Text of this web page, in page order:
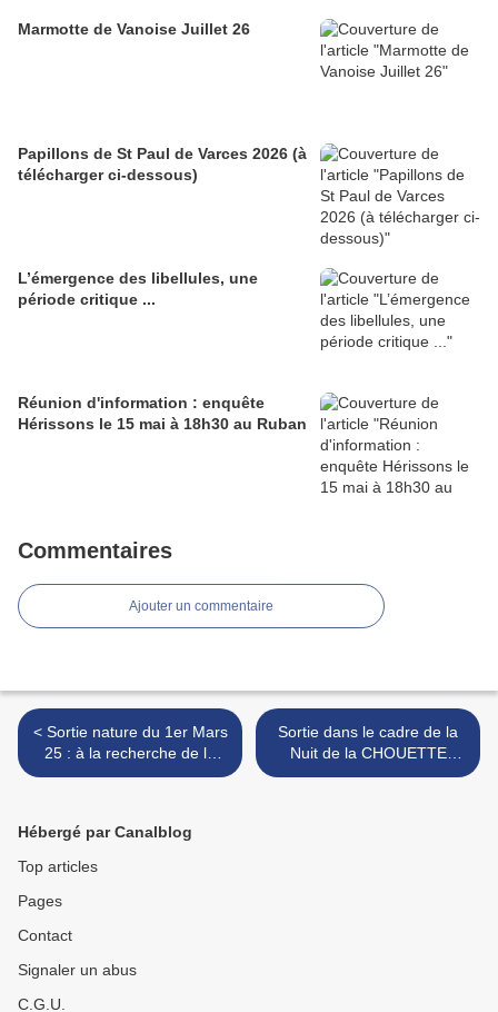
Marmotte de Vanoise Juillet 26
Papillons de St Paul de Varces 2026 (à
télécharger ci-dessous)
L’émergence des libellules, une
période critique ...
Réunion d'information : enquête
Hérissons le 15 mai à 18h30 au Ruban
Commentaires
Ajouter un commentaire
< Sortie nature du 1er Mars
25 : à la recherche de la
chevêchette ...
Sortie dans le cadre de la
Nuit de la CHOUETTE
2025, le samedi 29 mars à
Hébergé par Canalblog
Top articles
Pages
Contact
Signaler un abus
C.G.U.